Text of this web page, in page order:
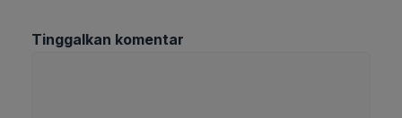
Tinggalkan komentar